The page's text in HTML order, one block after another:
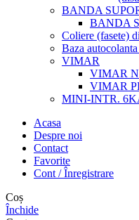
BANDA
BANDA
Coliere (fasete)
Baza
VIMAR
VIMAR
VIMAR
MINI-INTR.
Acasa
Despre noi
Contact
Favorite
Cont / Înregistrare
Coș
Închide